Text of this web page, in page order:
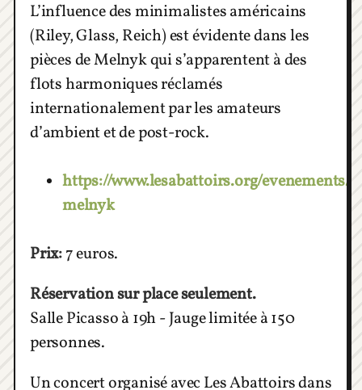
L’influence des minimalistes américains
(Riley, Glass, Reich) est évidente dans les
pièces de Melnyk qui s’apparentent à des
flots harmoniques réclamés
internationalement par les amateurs
d’ambient et de post-rock.
https://www.lesabattoirs.org/evenements/
melnyk
Prix:7 euros.
Réservation sur place seulement.
Salle Picasso à 19h - Jauge limitée à 150
personnes.
Un concert organisé avec Les Abattoirs dans